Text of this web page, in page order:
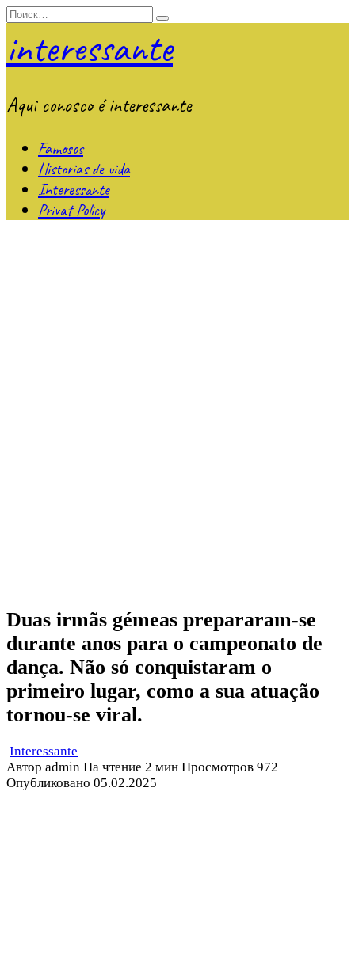
Перейти
содержанию
Search
interessante
Aqui conosco é interessante
Famosos
Historias de vida
Interessante
Privat Policy
Duas irmãs gémeas prepararam-se
durante anos para o campeonato de
dança. Não só conquistaram o
primeiro lugar, como a sua atuação
tornou-se viral.
Interessante
Автор admin На чтение 2 мин Просмотров 972
Опубликовано 05.02.2025